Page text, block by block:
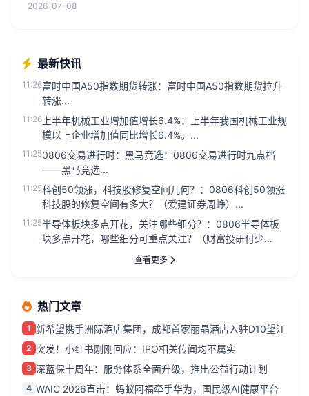
2026-07-08
最新快讯
11:26富时中国A50指数期货转涨：富时中国A50指数期货拉升
转涨...
11:26 上半年机械工业增加值增长6.4%：上半年我国机械工业规
模以上企业增加值同比增长6.4%。...
11:250806交易进行时：黑马竞选：0806交易进行时九点档
——黑马竞选...
11:25科创50领涨，科技股修复空间几何？：0806科创50领涨
科技股的修复空间有多大？（爱建证券周峥）...
11:25半导体板块多点开花，关注哪些细分？：0806半导体板
块多点开花，哪些细分可重点关注？（财富投研付少
查看更多
热门文章
1 新希望携手洲际酒店集团，成都首家丽晶酒店入驻D10望江
2 突发！小红书刚刚回应：IPO相关传闻均不属实
3 深蓝保十周年：服务体系全面升级，推出公益行动计划
4 WAIC 2026直击：蚂蚁阿福牵手华为，国民级AI健康平台